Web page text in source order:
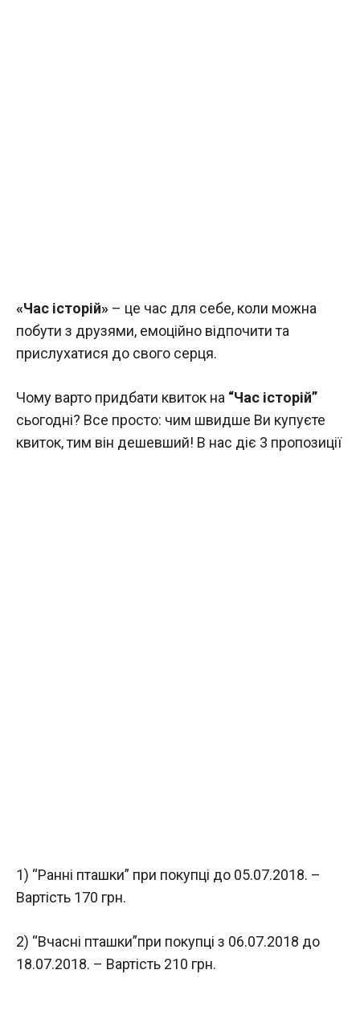
«Час історій» – це час для себе, коли можна
побути з друзями, емоційно відпочити та
прислухатися до свого серця.
Чому варто придбати квиток на “Час історій”
сьогодні? Все просто: чим швидше Ви купуєте
квиток, тим він дешевший! В нас діє 3 пропозиції
1) “Ранні пташки” при покупці до 05.07.2018. –
Вартість 170 грн.
2) “Вчасні пташки”при покупці з 06.07.2018 до
18.07.2018. – Вартість 210 грн.